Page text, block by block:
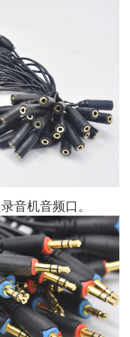
音机音频口。